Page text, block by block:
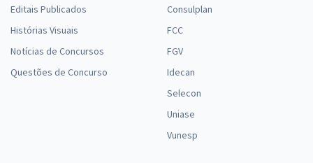
Editais Publicados
Histórias Visuais
Notícias de Concursos
Questões de Concurso
Consulplan
FCC
FGV
Idecan
Selecon
Uniase
Vunesp